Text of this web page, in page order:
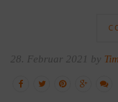
28. Februar 2021 by